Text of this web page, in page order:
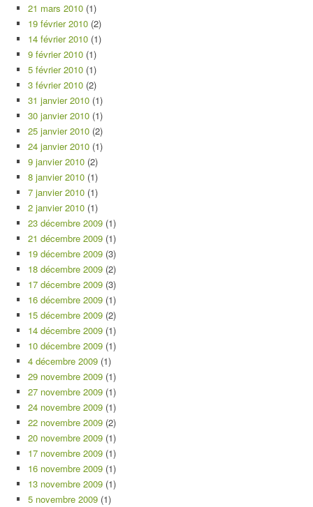
21 mars 2010 (1)
19 février 2010 (2)
14 février 2010 (1)
9 février 2010 (1)
5 février 2010 (1)
3 février 2010 (2)
31 janvier 2010 (1)
30 janvier 2010 (1)
25 janvier 2010 (2)
24 janvier 2010 (1)
9 janvier 2010 (2)
8 janvier 2010 (1)
7 janvier 2010 (1)
2 janvier 2010 (1)
23 décembre 2009 (1)
21 décembre 2009 (1)
19 décembre 2009 (3)
18 décembre 2009 (2)
17 décembre 2009 (3)
16 décembre 2009 (1)
15 décembre 2009 (2)
14 décembre 2009 (1)
10 décembre 2009 (1)
4 décembre 2009 (1)
29 novembre 2009 (1)
27 novembre 2009 (1)
24 novembre 2009 (1)
22 novembre 2009 (2)
20 novembre 2009 (1)
17 novembre 2009 (1)
16 novembre 2009 (1)
13 novembre 2009 (1)
5 novembre 2009 (1)